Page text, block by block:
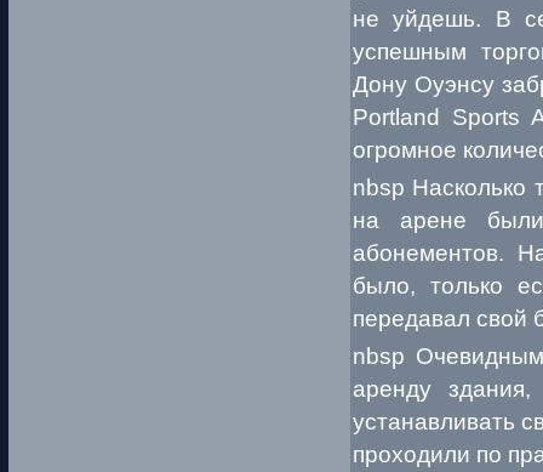
не уйдешь. В
успешным
Дону Оуэнсу
Portland Sports
огромное
nbsp Насколько
на арене
абонементов.
было, только
передавал свой
nbsp
аренду
устанавливать
проходили по